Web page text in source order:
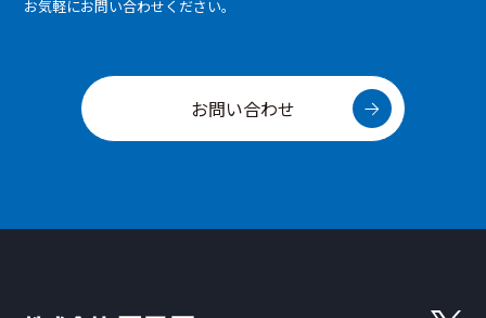
お気軽にお問い合わせください。
お問い合わせ